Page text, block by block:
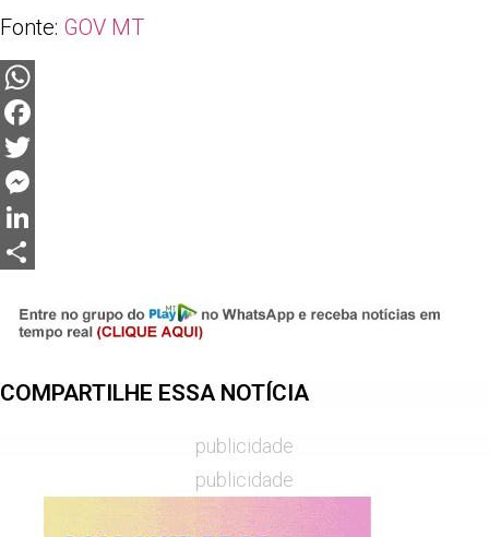
Fonte: GOV MT
WhatsApp
Facebook
Twitter
Messenger
LinkedIn
COMPARTILHE ESSA NOTÍCIA
publicidade
publicidade